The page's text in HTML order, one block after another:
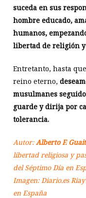
suceda en sus
hombre educado,
humanos,
libertad de religión y
Entretanto, hasta
reino eterno,
musulmanes
guarde y dirija por
tolerancia.
Autor:Alberto F.
libertad religiosa y
del Séptimo Día en
Imagen: Diario.es
en España